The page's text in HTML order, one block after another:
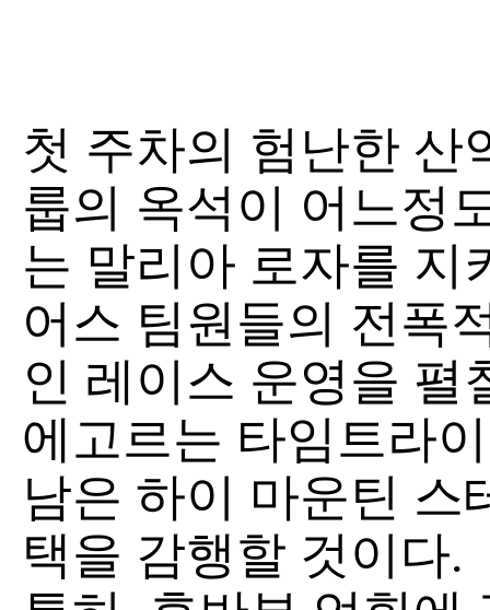
첫 주차의 험난한 산
룹의 옥석이 어느정
는 말리아 로자를 지
어스 팀원들의 전폭
인 레이스 운영을 펼
에고르는 타임트라
남은 하이 마운틴 스
택을 감행할 것이다.